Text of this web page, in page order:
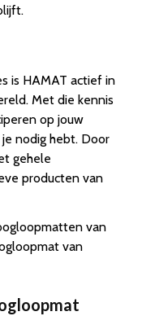
is HAMAT actief in
Met die kennis
op jouw
nodig hebt. Door
gehele
producten van
van
van